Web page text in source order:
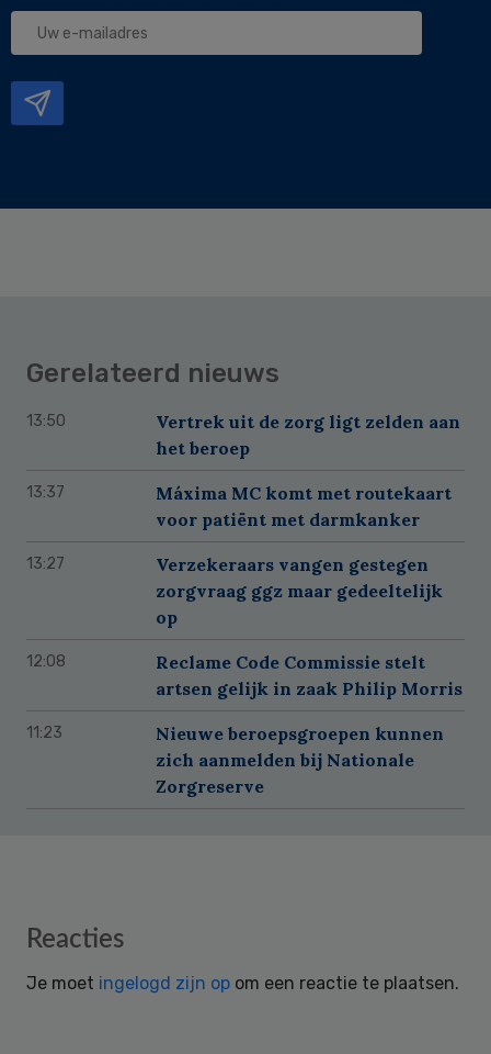
Uw
Gerelateerd nieuws
13:50
Vertrek uit de zorg ligt zelden aan
het beroep
13:37
Máxima MC komt met routekaart
voor patiënt met darmkanker
13:27
Verzekeraars vangen gestegen
zorgvraag ggz maar gedeeltelijk
op
12:08
Reclame Code Commissie stelt
artsen gelijk in zaak Philip Morris
11:23
Nieuwe beroepsgroepen kunnen
zich aanmelden bij Nationale
Zorgreserve
Reader
Reacties
Je moet ingelogd zijn op om een reactie te plaatsen.